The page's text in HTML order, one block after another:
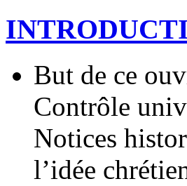
But de ce
Contrôle
Notices
l’idée